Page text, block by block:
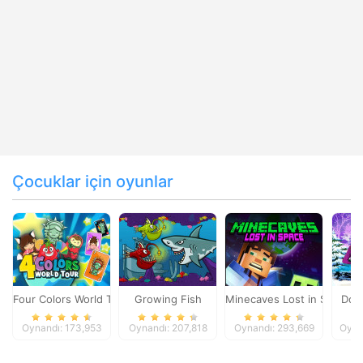
Çocuklar için oyunlar
Four Colors World Tour
Oynandı: 173,953
Growing Fish
Oynandı: 207,818
Minecaves Lost in Space
Oynandı: 293,669